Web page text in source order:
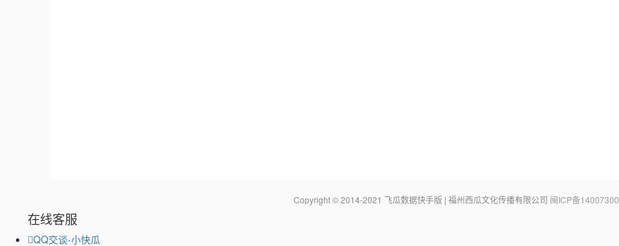
Copyright © 2014-2021 飞瓜数据快手版 | 福州西瓜文化传播有限公司 闽ICP备
在线客服
QQ交谈-小快瓜